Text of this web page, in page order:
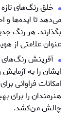
خلق رنگ‌های
می‌دهد تا ایده‌ها
بگذارند. هر رنگ
عنوان علامتی از
آفرینش رنگ‌های
ایشان را به
امکانات فراوانی
هنرمندان را برای
چالش من‌کشد.